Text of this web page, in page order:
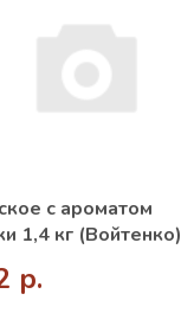
с ароматом
1,4 кг (Войтенко)
р.